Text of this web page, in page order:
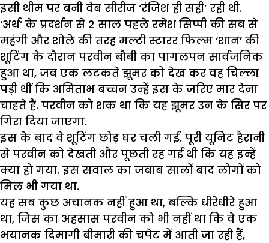
इसी थीम पर बनी वेब सीरीज ‘रंजिश ही सही’ रही थी.
‘अर्थ’ के प्रदर्शन से 2 साल पहले रमेश सिप्पी की सब से
महंगी और शोले की तरह मल्टी स्टारर फिल्म ‘शान’ की
शूटिंग के दौरान परवीन बौबी का पागलपन सार्वजनिक
हुआ था, जब एक लटकते झूमर को देख कर वह चिल्ला
पड़ी थीं कि अमिताभ बच्चन उन्हें इस के जरिए मार देना
चाहते हैं. परवीन को शक था कि यह झूमर उन के सिर पर
गिरा दिया जाएगा.
इस के बाद वे शूटिंग छोड़ घर चली गईं. पूरी यूनिट हैरानी
से परवीन को देखती और पूछती रह गई थी कि यह इन्हें
क्या हो गया. इस सवाल का जबाब सालों बाद लोगों को
मिल भी गया था.
यह सब कुछ अचानक नहीं हुआ था, बल्कि धीरेधीरे हुआ
था, जिस का अहसास परवीन को भी नहीं था कि वे एक
भयानक दिमागी बीमारी की चपेट में आती जा रही हैं,